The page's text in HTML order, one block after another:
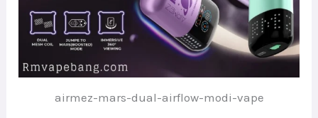
airmez-mars-dual-airflow-modi-vape